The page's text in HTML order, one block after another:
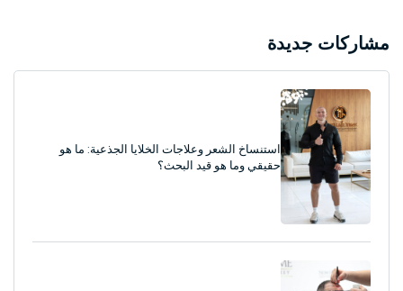
مشاركات جديدة
استنساخ الشعر وعلاجات الخلايا الجذعية: ما هو
حقيقي وما هو قيد البحث؟